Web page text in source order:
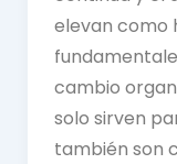
elevan como
cambio
solo sirven
también son